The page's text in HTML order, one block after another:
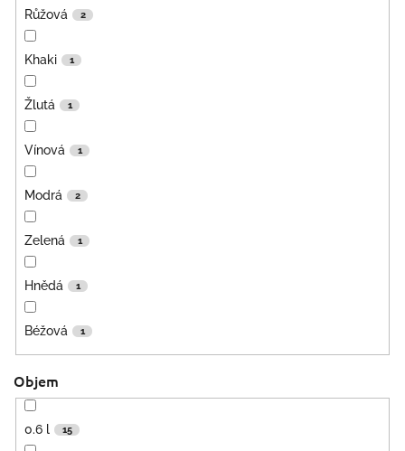
Růžová 2
Khaki 1
Žlutá 1
Vínová 1
Modrá 2
Zelená 1
Hnědá 1
Béžová 1
Objem
0.6 l 15